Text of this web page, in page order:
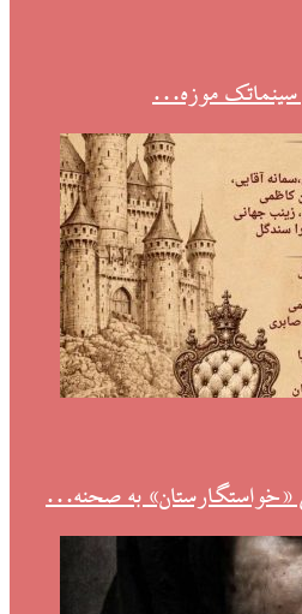
سینماتک موزه…
«خواستگارستان» به صحنه…